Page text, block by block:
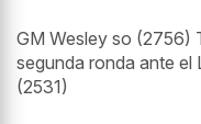
GM Wesley so (2756)
segunda ronda ante el
(2531)